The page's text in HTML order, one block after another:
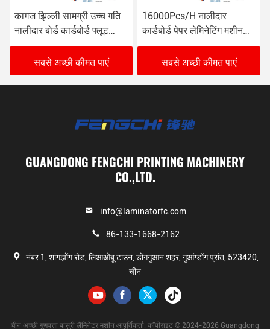
16000Pcs/H नालीदार
कार्डबोर्ड पेपर लेमिनेटिंग मशीन
GW-1450L विरोधी जंग
सबसे अच्छी कीमत पाएं
एफ-10 मिमी स्वचालित फ्लोट
लैमिनेटर मशीन 165 एम/मिन 26
केडब्ल्यू
सबसे अच्छी कीमत पाएं
GUANGDONG FENGCHI PRINTING MACHINERY
CO.,LTD.
info@laminatorfc.com
86-133-1668-2162
नंबर 1, शांगझोंग रोड, लिआओबू टाउन, डोंगगुआन शहर, गुआंग्डोंग प्रांत, 523420,
चीन
चीन अच्छी गुणवत्ता बांसुरी लैमिनेटर मशीन आपूर्तिकर्ता. कॉपीराइट © 2024-2026 Guangdong